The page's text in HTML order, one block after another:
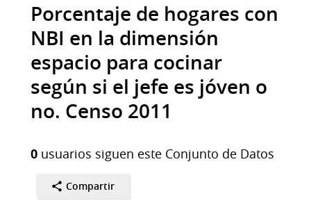
Porcentaje de hogares con
NBI en la dimensión
espacio para cocinar
según si el jefe es jóven o
no. Censo 2011
0 usuarios siguen este Conjunto de Datos
Compartir